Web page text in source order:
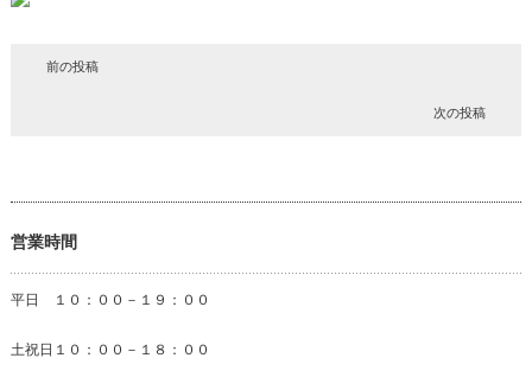
前の投稿
次の投稿
営業時間
平日 １０：００－１９：００
土祝日１０：００－１８：００